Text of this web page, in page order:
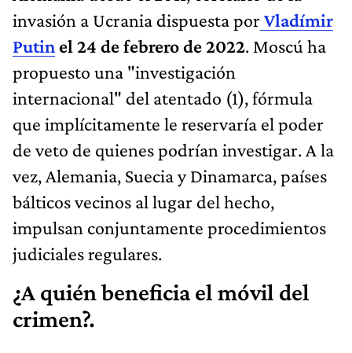
invasión a Ucrania dispuesta por Vladímir
Putin el 24 de febrero de 2022. Moscú ha
propuesto una "investigación
internacional" del atentado (1), fórmula
que implícitamente le reservaría el poder
de veto de quienes podrían investigar. A la
vez, Alemania, Suecia y Dinamarca, países
bálticos vecinos al lugar del hecho,
impulsan conjuntamente procedimientos
judiciales regulares.
¿A quién beneficia el móvil del
crimen?.